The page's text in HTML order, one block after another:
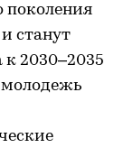
поколения
станут
2030–2035
молодежь